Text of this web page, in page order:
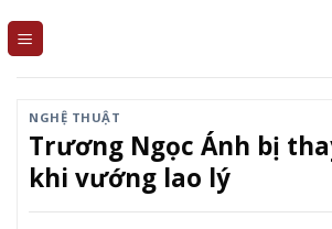
NGHỆ THUẬT
Trương Ngọc Ánh bị
khi vướng lao lý